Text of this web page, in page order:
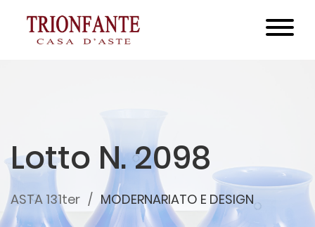
Lotto N. 2098
ASTA 131ter MODERNARIATO E DESIGN